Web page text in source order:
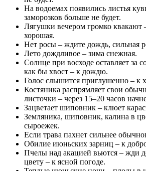
На водоемах появились листья
заморозков больше не будет.
Лягушки вечером громко квакают
хорошая.
Нет росы – ждите дождь, сильная
Лето дождливое – зима снежная.
Солнце при восходе оставляет за
как бы хвост – к дождю.
Голос слышится приглушенно – к
Костяника распрямляет свои
листочки – через 15–20 часов
Зацветает шиповник – клюет
Земляника, шиповник, калина в
сыроежек.
Если трава пахнет сильнее
Обилие июньских зарниц – к
Пчелы над акацией вьются – жди
цвету – к ясной погоде.